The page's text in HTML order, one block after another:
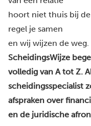
hoort niet thuis bij
regel je samen
en wij wijzen de weg.
ScheidingsWijze
volledig van A tot Z.
scheidingsspecialist
afspraken over
en de juridische